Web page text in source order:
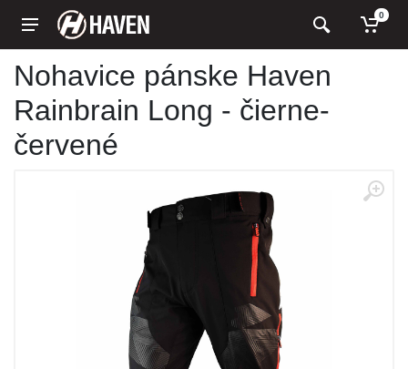
0
Nohavice pánske Haven
Rainbrain Long - čierne-
červené